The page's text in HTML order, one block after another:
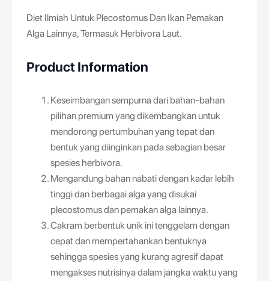
Diet Ilmiah Untuk Plecostomus Dan Ikan Pemakan
Alga Lainnya, Termasuk Herbivora Laut.
Product Information
Keseimbangan sempurna dari bahan-bahan
pilihan premium yang dikembangkan untuk
mendorong pertumbuhan yang tepat dan
bentuk yang diinginkan pada sebagian besar
spesies herbivora.
Mengandung bahan nabati dengan kadar lebih
tinggi dan berbagai alga yang disukai
plecostomus dan pemakan alga lainnya.
Cakram berbentuk unik ini tenggelam dengan
cepat dan mempertahankan bentuknya
sehingga spesies yang kurang agresif dapat
mengakses nutrisinya dalam jangka waktu yang